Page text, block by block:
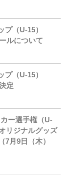
（U-15）
ルについて
（U-15）
定
ー選手権（U-
リジナルグッズ
月9日（木）